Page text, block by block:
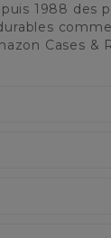
1988 des
Cases &